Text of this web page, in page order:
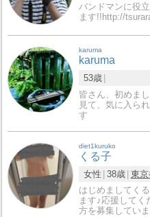
バンドマンに役
ます!!http://
karuma
karuma
53歳
皆さん、初めま
見て、気に入ら
す
diet1kuruko
くる子
女性 38歳 東
はじめましてく
ます♪応援してく
方を募集してい